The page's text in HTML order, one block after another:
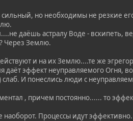
сильный, но необходимы не резкие
даёшь астралу Воде - вскипеть,
Через Землю.
и на их Землю....те же
даёт эффект неуправляемого Огня,
слаб. И понеслись люди с
, причем постоянно...... то
наоборот. Процессы идут эффективно.